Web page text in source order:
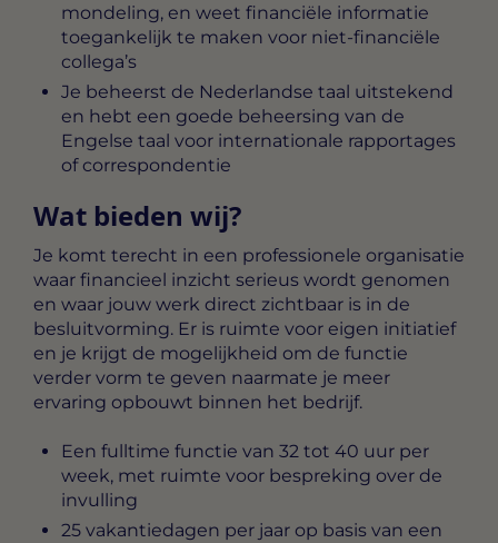
mondeling, en weet financiële informatie
toegankelijk te maken voor niet-financiële
collega’s
Je beheerst de Nederlandse taal uitstekend
en hebt een goede beheersing van de
Engelse taal voor internationale rapportages
of correspondentie
Wat bieden wij?
Je komt terecht in een professionele organisatie
waar financieel inzicht serieus wordt genomen
en waar jouw werk direct zichtbaar is in de
besluitvorming. Er is ruimte voor eigen initiatief
en je krijgt de mogelijkheid om de functie
verder vorm te geven naarmate je meer
ervaring opbouwt binnen het bedrijf.
Een fulltime functie van 32 tot 40 uur per
week, met ruimte voor bespreking over de
invulling
25 vakantiedagen per jaar op basis van een